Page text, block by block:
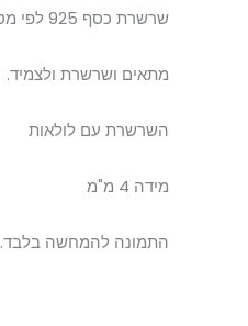
שרשרת כסף 925 לפי מטר
מתאים ושרשרת ולצמיד.
השרשרת עם לולאות
מידה 4 מ"מ
התמונה להמחשה בלבד.